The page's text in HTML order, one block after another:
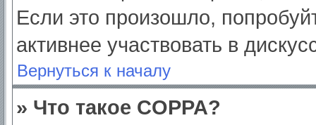
Если это произошло,
активнее участвовать в
Вернуться к началу
» Что такое COPPA?